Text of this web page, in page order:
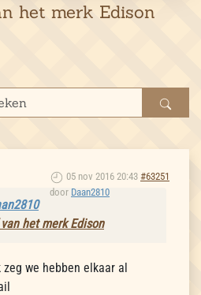
het merk Edison
05 nov 2016 20:43 #63251
door Daan2810
het merk Edison
we hebben elkaar al